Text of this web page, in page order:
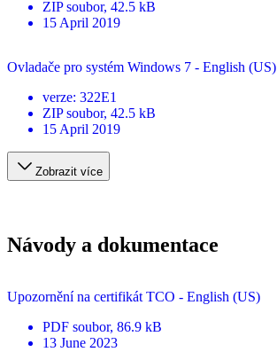
ZIP soubor, 42.5 kB
15 April 2019
Ovladače pro systém Windows 7 - English (US)
verze: 322E1
ZIP soubor, 42.5 kB
15 April 2019
Zobrazit více
Návody a dokumentace
Upozornění na certifikát TCO - English (US)
PDF soubor, 86.9 kB
13 June 2023